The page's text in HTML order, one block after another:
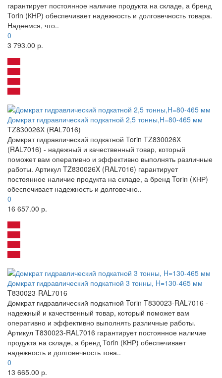
гарантирует постоянное наличие продукта на складе, а бренд
Torin (КНР) обеспечивает надежность и долговечность товара.
Надеемся, что..
0
3 793.00 р.
Домкрат гидравлический подкатной 2,5 тонны,H=80-465 мм
TZ830026X (RAL7016)
Домкрат гидравлический подкатной Torin TZ830026X
(RAL7016) - надежный и качественный товар, который
поможет вам оперативно и эффективно выполнять различные
работы. Артикул TZ830026X (RAL7016) гарантирует
постоянное наличие продукта на складе, а бренд Torin (КНР)
обеспечивает надежность и долговечно..
0
16 657.00 р.
Домкрат гидравлический подкатной 3 тонны, H=130-465 мм
T830023-RAL7016
Домкрат гидравлический подкатной Torin T830023-RAL7016 -
надежный и качественный товар, который поможет вам
оперативно и эффективно выполнять различные работы.
Артикул T830023-RAL7016 гарантирует постоянное наличие
продукта на складе, а бренд Torin (КНР) обеспечивает
надежность и долговечность това..
0
13 665.00 р.